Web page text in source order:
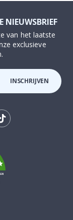
NIEUWSBRIEF
van het laatste
exclusieve
INSCHRIJVEN